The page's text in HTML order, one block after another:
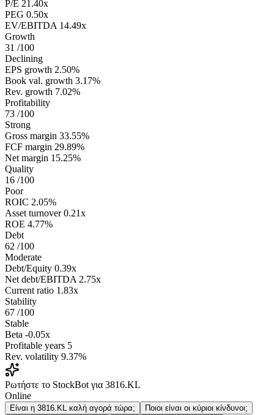
P/E 21.40x
PEG 0.50x
EV/EBITDA 14.49x
Growth
31 /100
Declining
EPS growth 2.50%
Book val. growth 3.17%
Rev. growth 7.02%
Profitability
73 /100
Strong
Gross margin 33.55%
FCF margin 29.89%
Net margin 15.25%
Quality
16 /100
Poor
ROIC 2.05%
Asset turnover 0.21x
ROE 4.77%
Debt
62 /100
Moderate
Debt/Equity 0.39x
Net debt/EBITDA 2.75x
Current ratio 1.83x
Stability
67 /100
Stable
Beta -0.05x
Profitable years 5
Rev. volatility 9.37%
Ρωτήστε το StockBot για 3816.KL
Online
Είναι η 3816.KL καλή αγορά τώρα;
Ποιοι είναι οι κύριοι κίνδυνοι;